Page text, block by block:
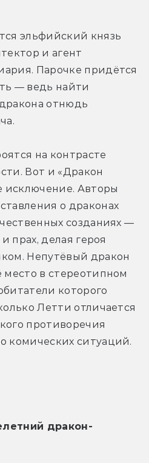
эльфийский князь
и агент
Парочке придётся
— ведь найти
отнюдь
на контрасте
Вот и «Дракон
исключение. Авторы
о драконах
созданиях —
прах, делая героя
Непутёвый дракон
в стереотипном
которого
Летти отличается
противоречия
комических ситуаций.
дракон-